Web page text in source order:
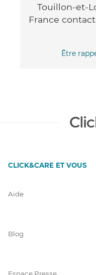
Touillon-et-
France
Être
CLICK&CARE ET VOUS
Aide
Blog